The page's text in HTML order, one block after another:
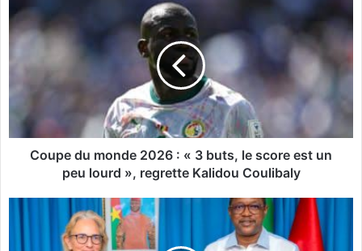
o
u
e
o
Coupe du monde 2026 : « 3 buts, le score est un
peu lourd », regrette Kalidou Coulibaly